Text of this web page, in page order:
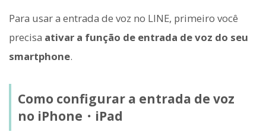
Para usar a entrada de voz no LINE, primeiro você
precisa ativar a função de entrada de voz do seu
smartphone.
Como configurar a entrada de voz
no iPhone・iPad